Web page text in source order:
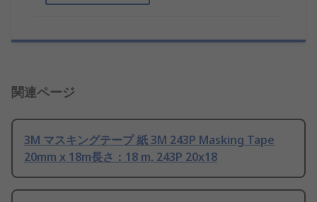
関連ページ
3M マスキングテープ 紙 3M 243P Masking Tape
20mm x 18m長さ：18 m, 243P 20x18